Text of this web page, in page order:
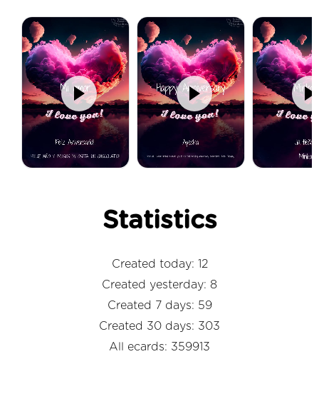
Statistics
Created today: 12
Created yesterday: 8
Created 7 days: 59
Created 30 days: 303
All ecards: 359913